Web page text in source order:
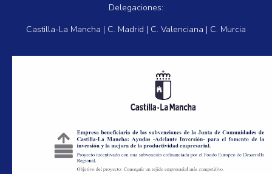
Delegaciones:
Castilla-La Mancha | C. Madrid | C. Valenciana | C. Murcia